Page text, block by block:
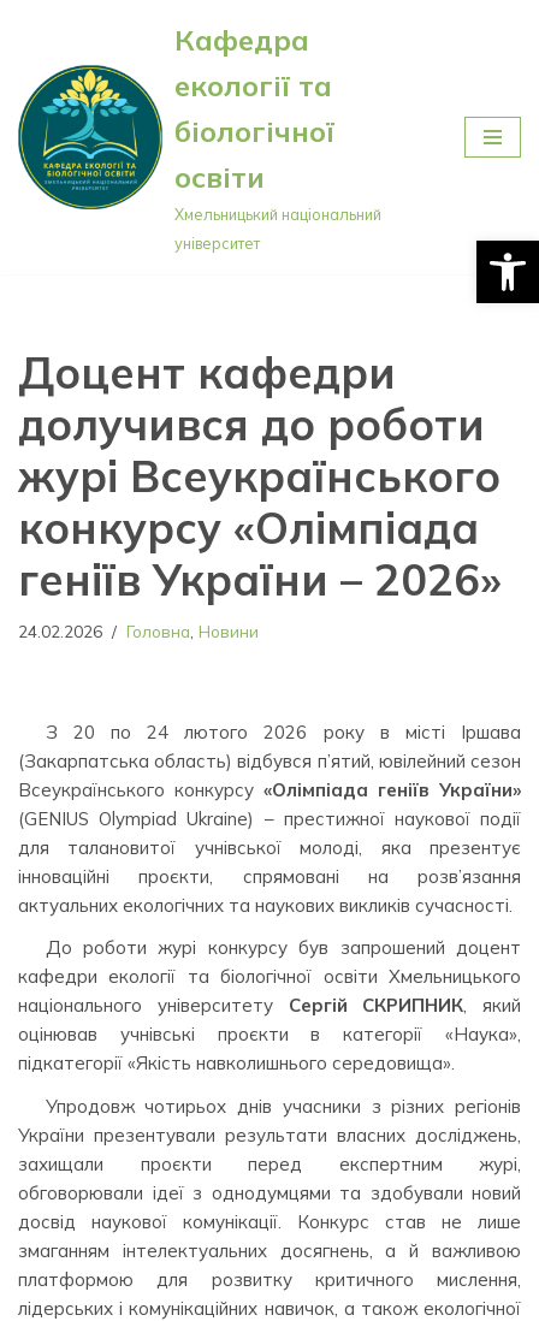
Перейти
до
вмісту
Кафедра
екології та
біологічної
освіти
Хмельницький національний
університет
Доцент кафедри
долучився до роботи
журі Всеукраїнського
конкурсу «Олімпіада
геніїв України – 2026»
24.02.2026 Головна Новини
З 20 по 24 лютого 2026 року в місті Іршава
(Закарпатська область) відбувся п’ятий, ювілейний сезон
Всеукраїнського конкурсу «Олімпіада геніїв України»
(GENIUS Olympiad Ukraine) – престижної наукової події
для талановитої учнівської молоді, яка презентує
інноваційні проєкти, спрямовані на розв’язання
актуальних екологічних та наукових викликів сучасності.
До роботи журі конкурсу був запрошений доцент
кафедри екології та біологічної освіти Хмельницького
національного університету Сергій СКРИПНИК, який
оцінював учнівські проєкти в категорії «Наука»,
підкатегорії «Якість навколишнього середовища».
Упродовж чотирьох днів учасники з різних регіонів
України презентували результати власних досліджень,
захищали проєкти перед експертним журі,
обговорювали ідеї з однодумцями та здобували новий
досвід наукової комунікації. Конкурс став не лише
змаганням інтелектуальних досягнень, а й важливою
платформою для розвитку критичного мислення,
лідерських і комунікаційних навичок, а також екологічної